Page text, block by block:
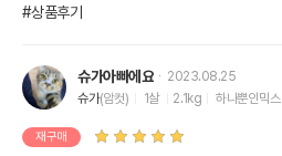
#상품후기
슈가아빠에요
2023.08.25
슈가(암컷) 1살 2.1kg 하나뿐인믹스
재구매